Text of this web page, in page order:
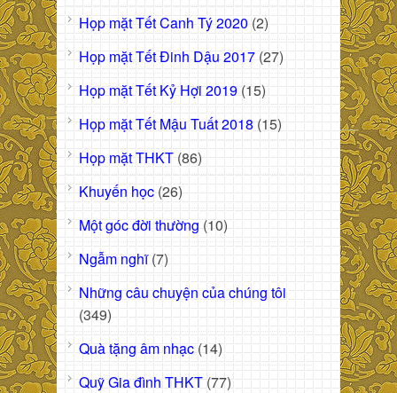
Họp mặt Tết Canh Tý 2020 (2)
Họp mặt Tết Đinh Dậu 2017 (27)
Họp mặt Tết Kỷ Hợi 2019 (15)
Họp mặt Tết Mậu Tuất 2018 (15)
Họp mặt THKT (86)
Khuyến học (26)
Một góc đời thường (10)
Ngẫm nghĩ(7)
Những câu chuyện của chúng tôi
(349)
Quà tặng âm nhạc (14)
Quỹ Gia đình THKT (77)